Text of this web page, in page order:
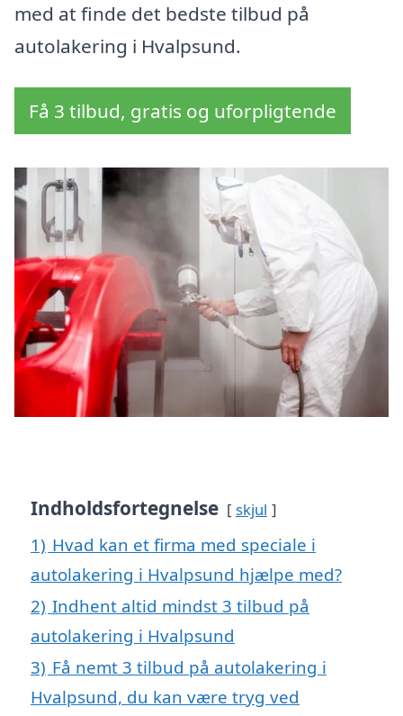
med at finde det bedste tilbud på
autolakering i Hvalpsund.
Få 3 tilbud, gratis og uforpligtende
Indholdsfortegnelse skjul
1) Hvad kan et firma med speciale i
autolakering i Hvalpsund hjælpe med?
2) Indhent altid mindst 3 tilbud på
autolakering i Hvalpsund
3) Få nemt 3 tilbud på autolakering i
Hvalpsund, du kan være tryg ved